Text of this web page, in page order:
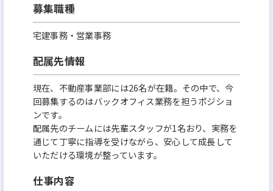
募集職種
宅建事務・営業事務
配属先情報
現在、不動産事業部には26名が在籍。その中で、今
回募集するのはバックオフィス業務を担うポジショ
ンです。
配属先のチームには先輩スタッフが1名おり、実務を
通じて丁寧に指導を受けながら、安心して成長して
いただける環境が整っています。
仕事内容